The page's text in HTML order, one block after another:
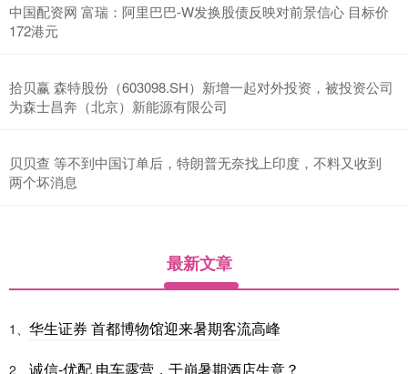
中国配资网 富瑞：阿里巴巴-W发换股债反映对前景信心 目标价
172港元
拾贝赢 森特股份（603098.SH）新增一起对外投资，被投资公司
为森士昌奔（北京）新能源有限公司
贝贝查 等不到中国订单后，特朗普无奈找上印度，不料又收到
两个坏消息
最新文章
1、 华生证券 首都博物馆迎来暑期客流高峰
2、 诚信-优配 电车露营，干崩暑期酒店生意？